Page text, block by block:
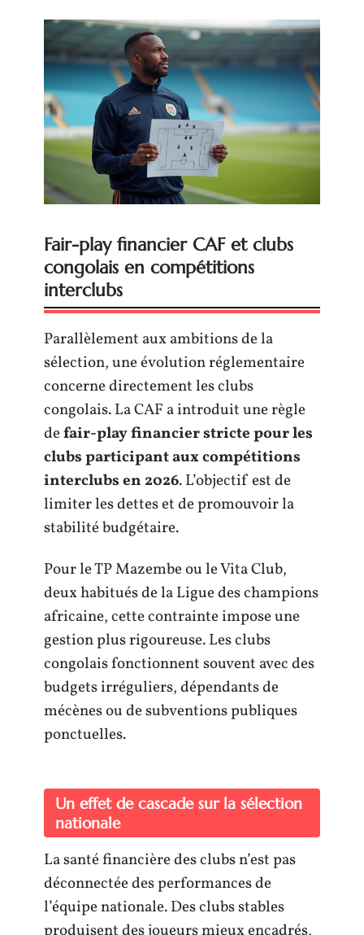
Fair-play financier CAF et clubs
congolais en compétitions
interclubs
Parallèlement aux ambitions de la
sélection, une évolution réglementaire
concerne directement les clubs
congolais. La CAF a introduit une règle
defair-play financier stricte pour les
clubs participant aux compétitions
interclubs en 2026. L’objectif est de
limiter les dettes et de promouvoir la
stabilité budgétaire.
Pour le TP Mazembe ou le Vita Club,
deux habitués de la Ligue des champions
africaine, cette contrainte impose une
gestion plus rigoureuse. Les clubs
congolais fonctionnent souvent avec des
budgets irréguliers, dépendants de
mécènes ou de subventions publiques
ponctuelles.
Un effet de cascade sur la sélection
nationale
La santé financière des clubs n’est pas
déconnectée des performances de
l’équipe nationale. Des clubs stables